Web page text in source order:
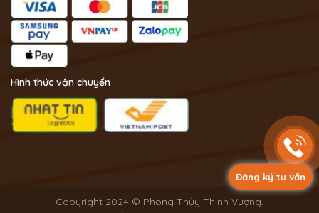
Đăng ký tư vấn
Hình thức vận chuyển
Copyright 2024 © Phong Thủy Thịnh Vượng.